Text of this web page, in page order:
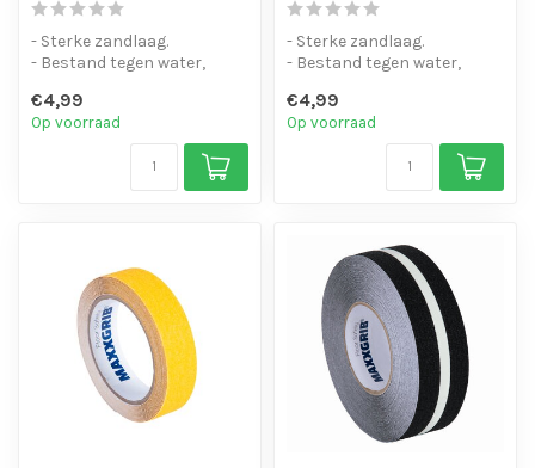
- Sterke zandlaag.
- Bestand tegen water,
- Is eenvo...
€4,99
Op voorraad
- Sterke zandlaag.
- Bestand tegen water,
- Is eenvo...
€4,99
Op voorraad